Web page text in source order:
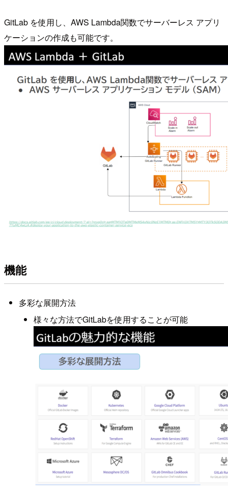
GitLab を使⽤し、AWS Lambda関数でサーバーレス アプリ
ケーションの作成も可能です。
機能
多彩な展開方法
様々な方法でGitLabを使用することが可能